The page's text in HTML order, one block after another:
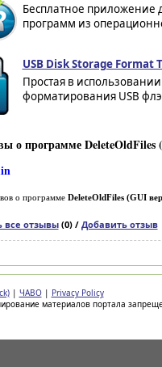
Бесплатное приложение
программ из
USB Disk Storage Format
Простая в
форматирования USB
о программе DeleteOldFiles
о программе DeleteOldFiles (GUI
все отзывы(0) / Добавить отзыв
| ЧАВО | Privacy Policy
материалов портала